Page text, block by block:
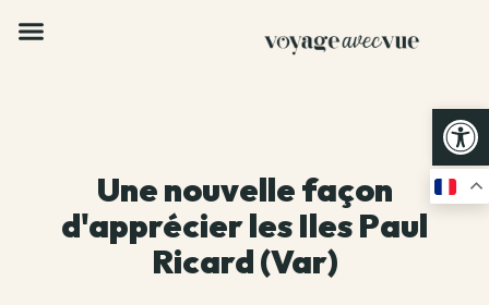
Une nouvelle façon
d'apprécier les Iles Paul
Ricard (Var)